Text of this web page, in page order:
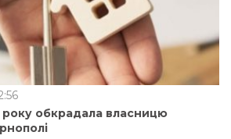
року обкрадала власницю